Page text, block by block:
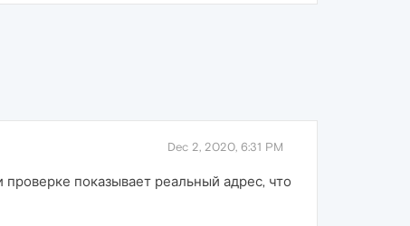
Dec 2, 2020, 6:31 PM
показывает реальный адрес, что